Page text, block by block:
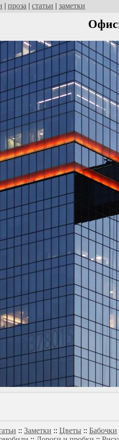
| проза | статьи | заметки
:: Заметки :: Цветы :: Бабочки